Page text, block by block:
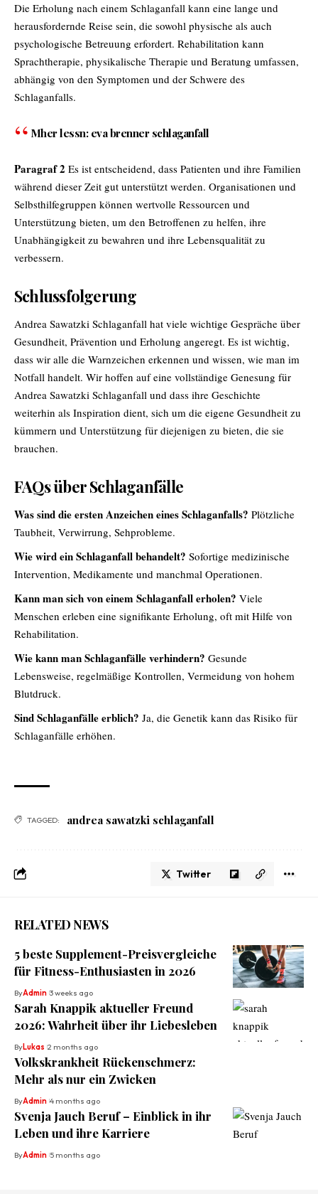
Die Erholung nach einem Schlaganfall kann eine lange und
herausfordernde Reise sein, die sowohl physische als auch
psychologische Betreuung erfordert. Rehabilitation kann
Sprachtherapie, physikalische Therapie und Beratung umfassen,
abhängig von den Symptomen und der Schwere des
Schlaganfalls.
Mher lessn: eva brenner schlaganfall
Paragraf 2 Es ist entscheidend, dass Patienten und ihre Familien
während dieser Zeit gut unterstützt werden. Organisationen und
Selbsthilfegruppen können wertvolle Ressourcen und
Unterstützung bieten, um den Betroffenen zu helfen, ihre
Unabhängigkeit zu bewahren und ihre Lebensqualität zu
verbessern.
Schlussfolgerung
Andrea Sawatzki Schlaganfall hat viele wichtige Gespräche über
Gesundheit, Prävention und Erholung angeregt. Es ist wichtig,
dass wir alle die Warnzeichen erkennen und wissen, wie man im
Notfall handelt. Wir hoffen auf eine vollständige Genesung für
Andrea Sawatzki Schlaganfall und dass ihre Geschichte
weiterhin als Inspiration dient, sich um die eigene Gesundheit zu
kümmern und Unterstützung für diejenigen zu bieten, die sie
brauchen.
FAQs über Schlaganfälle
Was sind die ersten Anzeichen eines Schlaganfalls? Plötzliche
Taubheit, Verwirrung, Sehprobleme.
Wie wird ein Schlaganfall behandelt? Sofortige medizinische
Intervention, Medikamente und manchmal Operationen.
Kann man sich von einem Schlaganfall erholen? Viele
Menschen erleben eine signifikante Erholung, oft mit Hilfe von
Rehabilitation.
Wie kann man Schlaganfälle verhindern? Gesunde
Lebensweise, regelmäßige Kontrollen, Vermeidung von hohem
Blutdruck.
Sind Schlaganfälle erblich? Ja, die Genetik kann das Risiko für
Schlaganfälle erhöhen.
TAGGED: andrea sawatzki schlaganfall
Twitter
RELATED NEWS
5 beste Supplement-Preisvergleiche
für Fitness-Enthusiasten in 2026
ByAdmin 3 weeks ago
Sarah Knappik aktueller Freund
2026: Wahrheit über ihr Liebesleben
ByLukas 2 months ago
Volkskrankheit Rückenschmerz:
Mehr als nur ein Zwicken
ByAdmin 4 months ago
Svenja Jauch Beruf – Einblick in ihr
Leben und ihre Karriere
ByAdmin 5 months ago